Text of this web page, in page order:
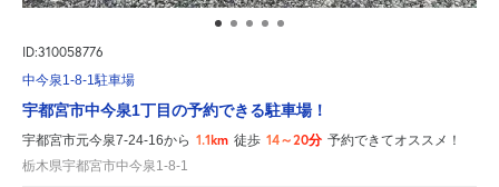
ID:310058776
中今泉1-8-1駐車場
宇都宮市中今泉1丁目の予約できる駐車場！
宇都宮市元今泉7-24-16から 1.1km 徒歩 14～20分 予約できてオススメ！
栃木県宇都宮市中今泉1-8-1